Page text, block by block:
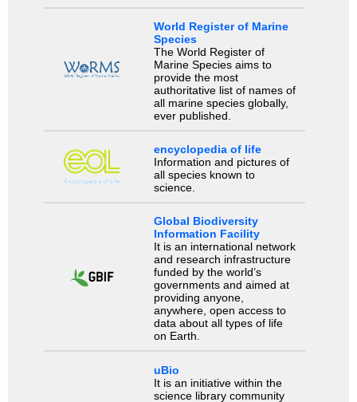
World Register of Marine
Species
The World Register of
Marine Species aims to
provide the most
authoritative list of names of
all marine species globally,
ever published.
encyclopedia of life
Information and pictures of
all species known to
science.
Global Biodiversity
Information Facility
It is an international network
and research infrastructure
funded by the world’s
governments and aimed at
providing anyone,
anywhere, open access to
data about all types of life
on Earth.
uBio
It is an initiative within the
science library community